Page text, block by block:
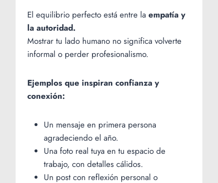
El equilibrio perfecto está entre la empatía y
la autoridad.
Mostrar tu lado humano no significa volverte
informal o perder profesionalismo.
Ejemplos que inspiran confianza y
conexión:
Un mensaje en primera persona
agradeciendo el año.
Una foto real tuya en tu espacio de
trabajo, con detalles cálidos.
Un post con reflexión personal o